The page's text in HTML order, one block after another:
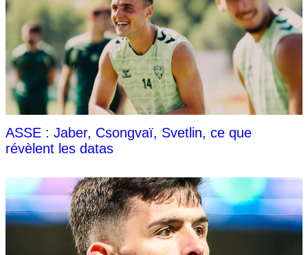
ASSE : Jaber, Csongvaï, Svetlin, ce que
révèlent les datas